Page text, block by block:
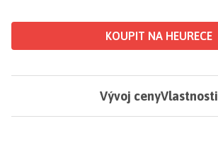
KOUPIT NA HEURECE
Vývoj cenyVlastnosti